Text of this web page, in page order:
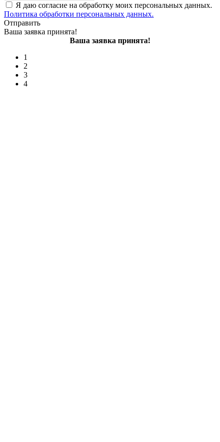
Я даю согласие на обработку моих персональных данных.
Политика обработки персональных данных.
Отправить
Ваша заявка принята!
Ваша заявка принята!
1
2
3
4